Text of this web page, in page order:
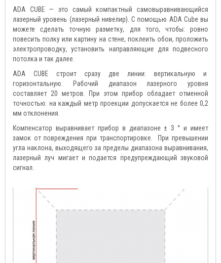
ADA CUBE — это самый компактный самовыравнивающийся
лазерный уровень (лазерный нивелир). С помощью ADA Cube вы
можете сделать точную разметку, для того, чтобы: ровно
повесить полку или картину на стене, поклеить обои, проложить
электропроводку, установить направляющие для подвесного
потолка и так далее.
ADA CUBE строит сразу две линии: вертикальную и
горизонтальную. Рабочий диапазон лазерного уровня
составляет 20 метров. При этом прибор обладает отменной
точностью: на каждый метр проекции допускается не более 0,2
мм отклонения.
Компенсатор выравнивает прибор в диапазоне ± 3 ° и имеет
замок от повреждения при транспортировке. При превышении
угла наклона, выходящего за пределы диапазона выравнивания,
лазерный луч мигает и подается предупреждающий звуковой
сигнал.